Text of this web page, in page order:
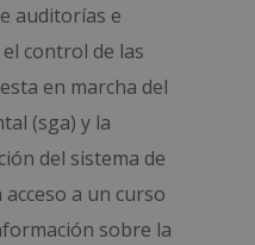
auditorías e
control de las
en marcha del
(sga) y la
del sistema de
a un curso
sobre la